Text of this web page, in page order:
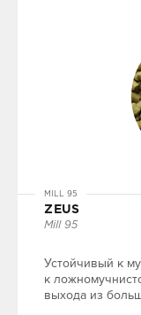
MILL 95
ZEUS
Mill 95
Устойчивый к
к
выхода из